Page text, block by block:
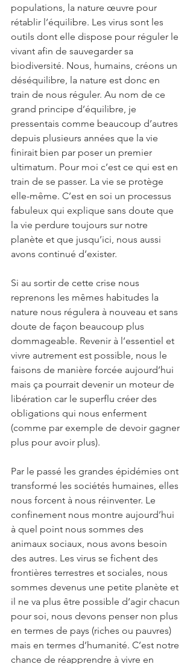
populations, la nature œuvre pour
rétablir l’équilibre. Les virus sont les
outils dont elle dispose pour réguler le
vivant afin de sauvegarder sa
biodiversité. Nous, humains, créons un
déséquilibre, la nature est donc en
train de nous réguler. Au nom de ce
grand principe d’équilibre, je
pressentais comme beaucoup d’autres
depuis plusieurs années que la vie
finirait bien par poser un premier
ultimatum. Pour moi c’est ce qui est en
train de se passer. La vie se protège
elle-même. C’est en soi un processus
fabuleux qui explique sans doute que
la vie perdure toujours sur notre
planète et que jusqu’ici, nous aussi
avons continué d’exister.
Si au sortir de cette crise nous
reprenons les mêmes habitudes la
nature nous régulera à nouveau et sans
doute de façon beaucoup plus
dommageable. Revenir à l’essentiel et
vivre autrement est possible, nous le
faisons de manière forcée aujourd’hui
mais ça pourrait devenir un moteur de
libération car le superflu créer des
obligations qui nous enferment
(comme par exemple de devoir gagner
plus pour avoir plus).
Par le passé les grandes épidémies ont
transformé les sociétés humaines, elles
nous forcent à nous réinventer. Le
confinement nous montre aujourd’hui
à quel point nous sommes des
animaux sociaux, nous avons besoin
des autres. Les virus se fichent des
frontières terrestres et sociales, nous
sommes devenus une petite planète et
il ne va plus être possible d’agir chacun
pour soi, nous devons penser non plus
en termes de pays (riches ou pauvres)
mais en termes d’humanité. C’est notre
chance de réapprendre à vivre en